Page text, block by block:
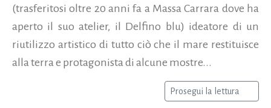
(trasferitosi oltre 20 anni fa a Massa Carrara dove ha
aperto il suo atelier, il Delfino blu) ideatore di un
riutilizzo artistico di tutto ciò che il mare restituisce
alla terra e protagonista di alcune mostre...
Prosegui la lettura